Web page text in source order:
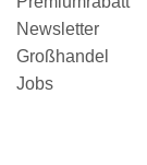
Newsletter
Großhandel
Jobs